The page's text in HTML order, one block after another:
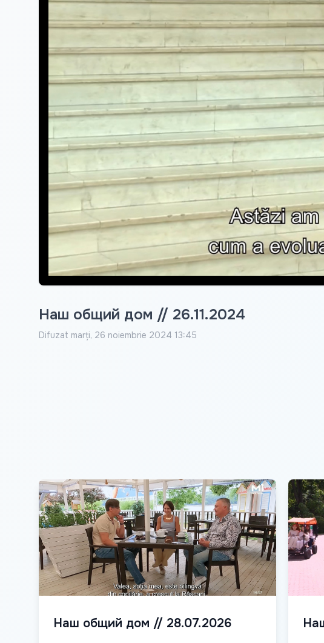
Наш общий дом // 26.11.2024
Difuzat marți, 26 noiembrie 2024 13:45
Наш общий дом // 28.07.2026